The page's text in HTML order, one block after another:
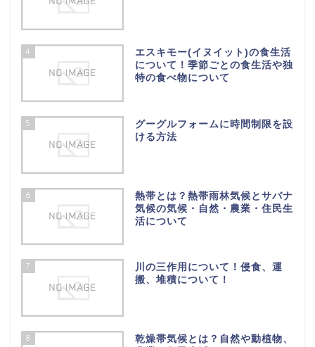
4
エスキモー(イヌイット)の食生活
について！季節ごとの食生活や独
特の食べ物について
5
グーグルフォームに時間制限を設
ける方法
6
熱帯とは？熱帯雨林気候とサバナ
気候の気候・自然・農業・住民生
活について
7
川の三作用について！侵食、運
搬、堆積について！
8
乾燥帯気候とは？自然や動植物、